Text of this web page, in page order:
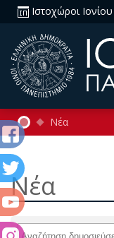
Ιστοχώροι
Νέα
Νέα